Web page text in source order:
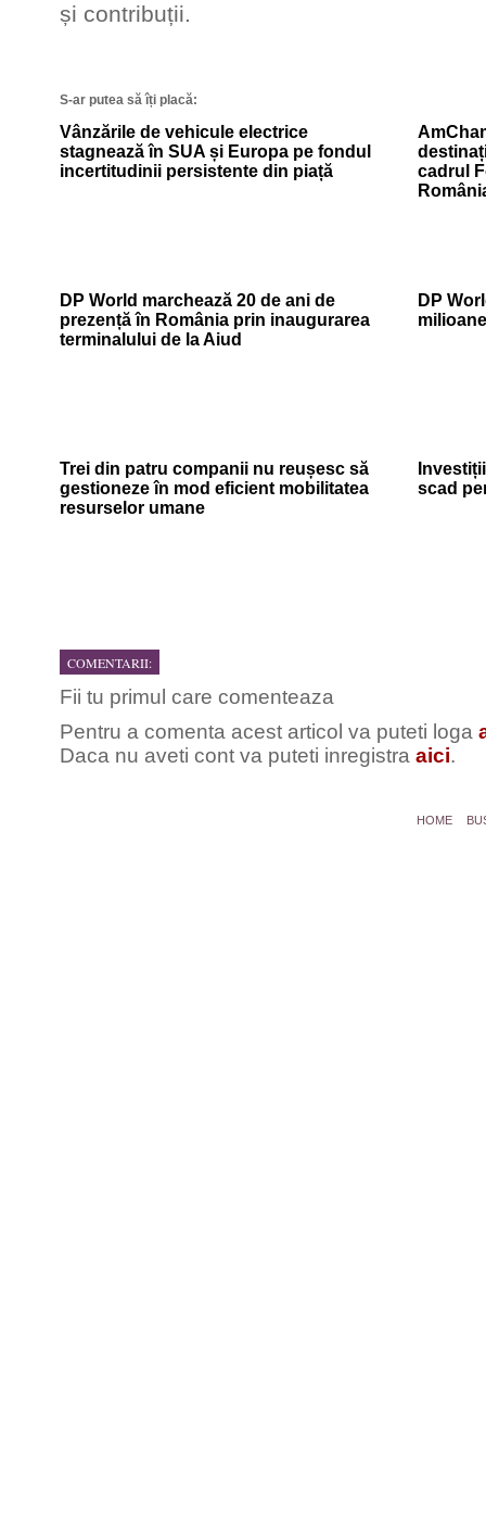
și contribuții.
S-ar putea să îți placă:
Vânzările de vehicule electrice
stagnează în SUA și Europa pe fondul
incertitudinii persistente din piață
cadrul
DP World marchează 20 de ani de
prezență în România prin inaugurarea
terminalului de la Aiud
DP
Trei din patru companii nu reușesc să
gestioneze în mod eficient mobilitatea
resurselor umane
scad
COMENTARII:
Fii tu primul care comenteaza
Pentru a comenta acest articol va puteti loga
Daca nu aveti cont va puteti inregistra aici.
HOME